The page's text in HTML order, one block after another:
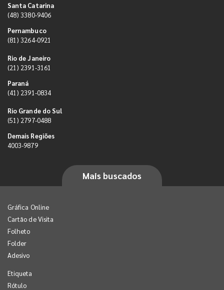
Santa Catarina
(48) 3380-9406
Pernambuco
(81) 3264-0921
Rio de Janeiro
(21) 2391-3161
Paraná
(41) 2391-0834
Rio Grande do Sul
(51) 2797-0488
Demais Regiões
4003-9879
Mais buscados
Gráfica Online
Cartão de Visita
Folheto
Folder
Adesivo
Etiqueta
Rótulo